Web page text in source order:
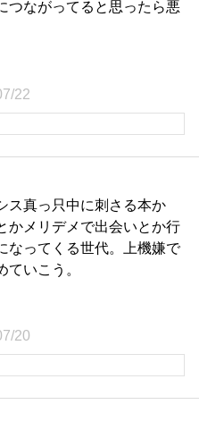
つながってると思ったら悪
22
ス真っ只中に刺さる本か
かメリデメで出会いとか行
なってくる世代。上機嫌で
ていこう。
20